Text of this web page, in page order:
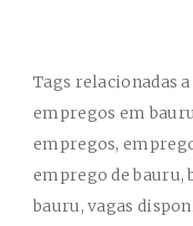
Tags relacionadas
empregos em
empregos,
emprego de bauru,
bauru, vagas